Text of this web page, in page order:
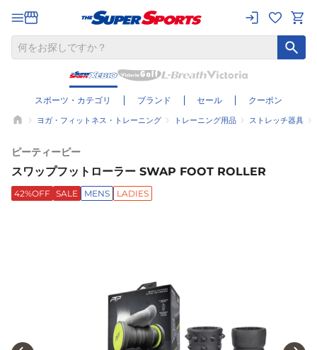
スポーツ・カテゴリ ブランド セール クーポン
ヨガ・フィットネス・トレーニング トレーニング用品 ストレッチ器具
ピーティーピー
スワップフットローラー SWAP FOOT ROLLER
42%OFF SALE MENS LADIES